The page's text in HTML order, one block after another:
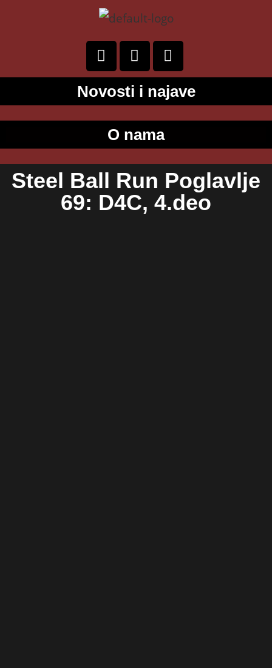
Novosti i najave
O nama
Steel Ball Run Poglavlje
69: D4C, 4.deo